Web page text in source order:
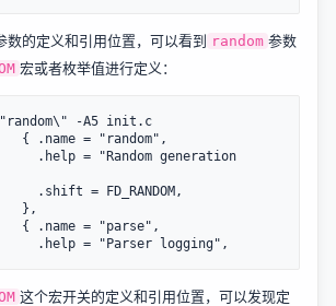
数的定义和引用位置，可以看到 random 参数
宏或者枚举值进行定义：
-A5 init.c
这个宏开关的定义和引用位置，可以发现定